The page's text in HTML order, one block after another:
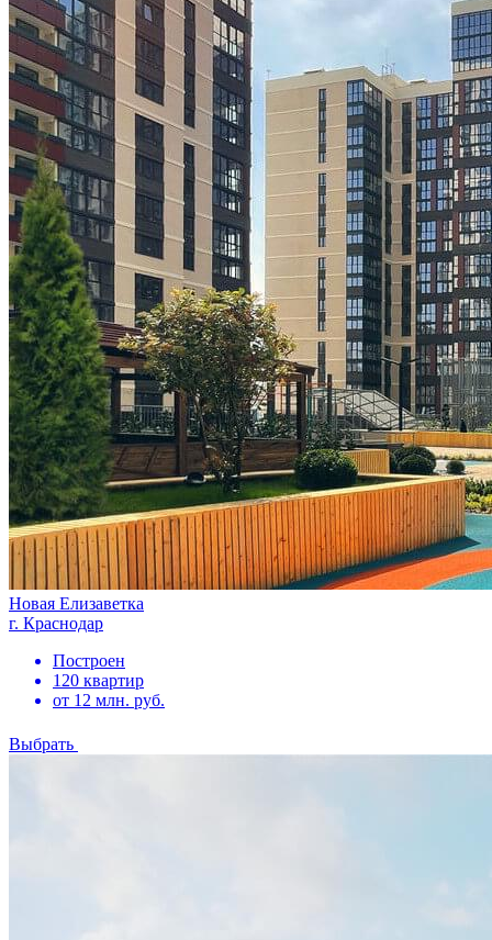
Новая Елизаветка
г. Краснодар
Построен
120 квартир
от 12 млн. руб.
Выбрать